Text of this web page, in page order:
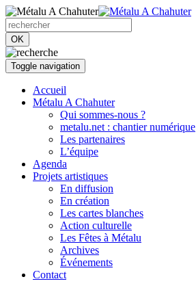
OK
Toggle navigation
Accueil
Métalu A Chahuter
Qui sommes-nous ?
metalu.net : chantier numérique
Les partenaires
L’équipe
Agenda
Projets artistiques
En diffusion
En création
Les cartes blanches
Action culturelle
Les Fêtes à Métalu
Archives
Événements
Contact